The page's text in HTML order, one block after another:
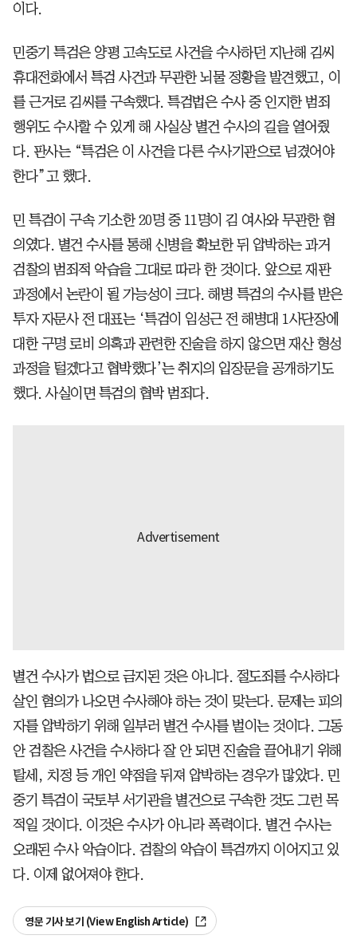
이다.
민중기 특검은 양평 고속도로 사건을 수사하던 지난해 김씨
휴대전화에서 특검 사건과 무관한 뇌물 정황을 발견했고, 이
를 근거로 김씨를 구속했다. 특검법은 수사 중 인지한 범죄
행위도 수사할 수 있게 해 사실상 별건 수사의 길을 열어줬
다. 판사는 “특검은 이 사건을 다른 수사기관으로 넘겼어야
한다”고 했다.
민 특검이 구속 기소한 20명 중 11명이 김 여사와 무관한 혐
의였다. 별건 수사를 통해 신병을 확보한 뒤 압박하는 과거
검찰의 범죄적 악습을 그대로 따라 한 것이다. 앞으로 재판
과정에서 논란이 될 가능성이 크다. 해병 특검의 수사를 받은
투자 자문사 전 대표는 ‘특검이 임성근 전 해병대 1사단장에
대한 구명 로비 의혹과 관련한 진술을 하지 않으면 재산 형성
과정을 털겠다고 협박했다’는 취지의 입장문을 공개하기도
했다. 사실이면 특검의 협박 범죄다.
별건 수사가 법으로 금지된 것은 아니다. 절도죄를 수사하다
살인 혐의가 나오면 수사해야 하는 것이 맞는다. 문제는 피의
자를 압박하기 위해 일부러 별건 수사를 벌이는 것이다. 그동
안 검찰은 사건을 수사하다 잘 안 되면 진술을 끌어내기 위해
탈세, 치정 등 개인 약점을 뒤져 압박하는 경우가 많았다. 민
중기 특검이 국토부 서기관을 별건으로 구속한 것도 그런 목
적일 것이다. 이것은 수사가 아니라 폭력이다. 별건 수사는
오래된 수사 악습이다. 검찰의 악습이 특검까지 이어지고 있
다. 이제 없어져야 한다.
영문 기사 보기 (View English Article)